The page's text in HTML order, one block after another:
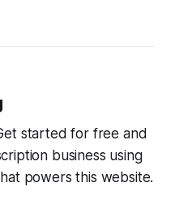
started for free and
business using
powers this website.